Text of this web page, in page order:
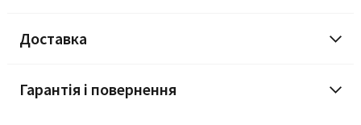
Доставка
Гарантія і повернення